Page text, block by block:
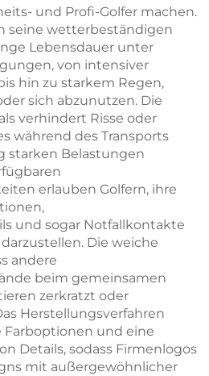
und Profi-Golfer machen.
seine wetterbeständigen
Lebensdauer unter
von intensiver
hin zu starkem Regen,
sich abzunutzen. Die
verhindert Risse oder
während des Transports
starken Belastungen
erlauben Golfern, ihre
und sogar Notfallkontakte
Die weiche
andere
beim gemeinsamen
zerkratzt oder
Herstellungsverfahren
und eine
Details, sodass Firmenlogos
mit außergewöhnlicher